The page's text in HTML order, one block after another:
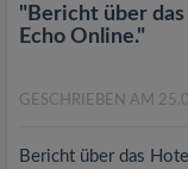
"Bericht über
Echo Online."
GESCHRIEBEN AM
Bericht über das